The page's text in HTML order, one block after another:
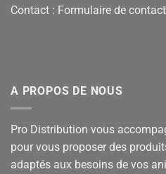
Contact : Formulaire de contact
A PROPOS DE NOUS
Pro Distribution vous
pour vous proposer des
adaptés aux besoins de vos